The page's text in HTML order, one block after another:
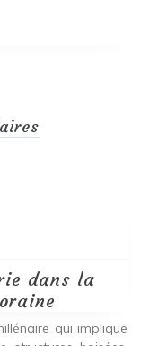
dans la
qui implique